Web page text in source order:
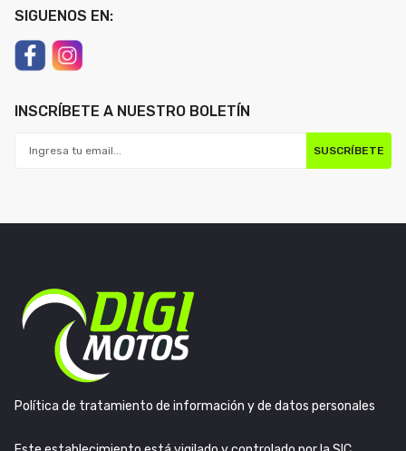
SIGUENOS EN:
INSCRÍBETE A NUESTRO BOLETÍN
SUSCRÍBETE
Política de tratamiento de información y de datos personales